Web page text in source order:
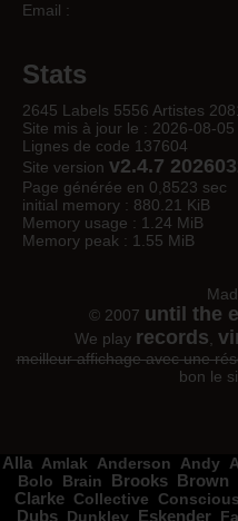
Email :
Stats
2645 Labels 5556 Artistes
Site mis à jour le : 2026-08-05
Lignes de code 137604
Site version v2.4.7
Page générée en 0,8523 sec
initial memory : 880.21 KiB
Memory usage : 1.24 MiB
Memory peak : 1.55 MiB
© 2007 until the
We play records
meilleur affichage avec une
bon le
Alla Amlak Anderson Andy
Bolo
Brain Brooks Brown
Clarke Collective Conscious
Dubs Dunkley Eskender